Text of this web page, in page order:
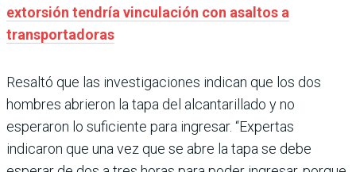
extorsión tendría vinculación con asaltos a
transportadoras
Resaltó que las investigaciones indican que los dos
hombres abrieron la tapa del alcantarillado y no
esperaron lo suficiente para ingresar. “Expertas
indicaron que una vez que se abre la tapa se debe